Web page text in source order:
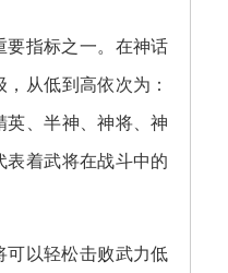
要指标之一。在神话
从低到高依次为：
英、半神、神将、神
表着武将在战斗中的
可以轻松击败武力低